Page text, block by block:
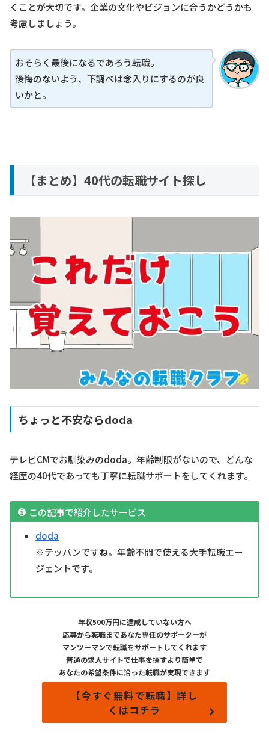
くことが大切です。企業の文化やビジョンに合うかどうかも
考慮しましょう。
おそらく最後になるであろう転職。
後悔のないよう、下調べは念入りにするのが良
いかと。
【まとめ】40代の転職サイト探し
ちょっと不安ならdoda
テレビCMでお馴染みのdoda。年齢制限がないので、どんな
経歴の40代であっても丁寧に転職サポートをしてくれます。
この記事で紹介したサービス
doda
※テッパンですね。年齢不問で使える大手転職エー
ジェントです。
年収500万円に達成していない方へ
応募から転職まであなた専任のサポーターが
マンツーマンで転職をサポートしてくれます
普通の求人サイトで仕事を探すより簡単で
あなたの希望条件に沿った転職が実現できます
【今すぐ無料で転職】詳し
くはコチラ